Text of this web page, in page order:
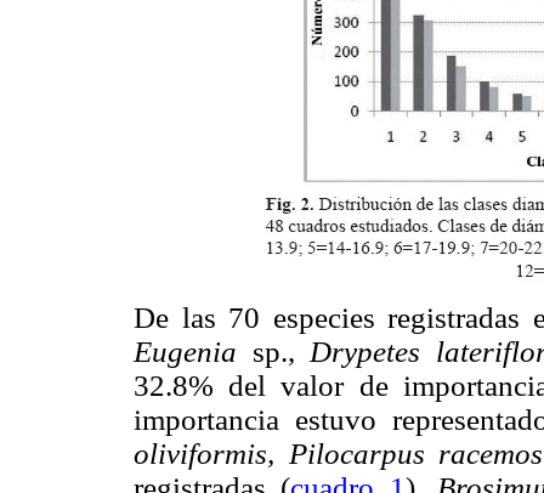
De las 70 especies
Eugenia sp., Drypetes
32.8% del valor de
importancia estuvo
oliviformis, Pilocarpus